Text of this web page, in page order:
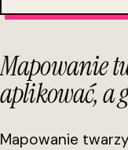
Mapowanie
aplikować, a
Mapowanie